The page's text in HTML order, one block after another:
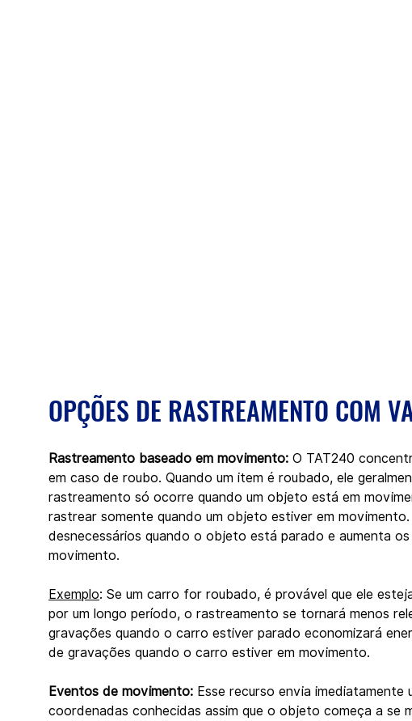
OPÇÕES DE RASTREAMENTO COM
Rastreamento baseado em movimento: O TAT240
em caso de roubo. Quando um item é roubado, ele
rastreamento só ocorre quando um objeto está em
rastrear somente quando um objeto estiver em
desnecessários quando o objeto está parado e aumenta
movimento.
Exemplo: Se um carro for roubado, é provável que ele
por um longo período, o rastreamento se tornará menos
gravações quando o carro estiver parado economizará
de gravações quando o carro estiver em movimento.
Eventos de movimento: Esse recurso envia
coordenadas conhecidas assim que o objeto começa a se